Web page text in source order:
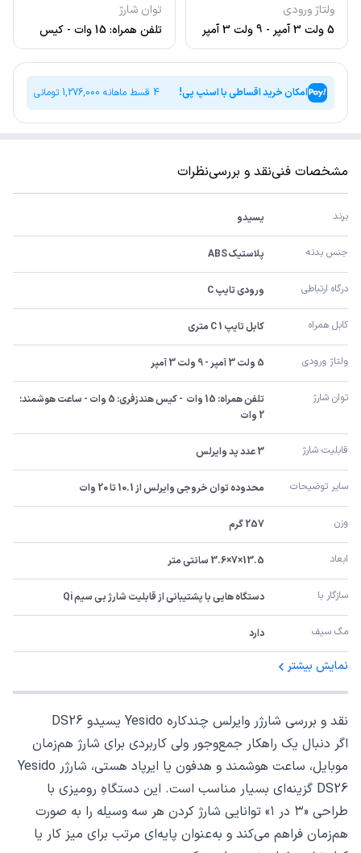
ولتاژ ورودی
5 ولت 3 آمپر - 9 ولت 3 آمپر
توان شارژ
تلفن همراه: 15 وات - کیس
هندزفری: 5 وات - ساعت
هوشمند: 2 وات
امکان خرید اقساطی با اسنپ پی! 4 قسط ماهانه 1,276,000 تومانی
مشخصات فنینقد و بررسینظرات
برند یسیدو
جنس بدنه پلاستیک ABS
درگاه ارتباطی ورودی تایپ C
کابل همراه کابل تایپ C 1 متری
ولتاژ ورودی 5 ولت 3 آمپر - 9 ولت 3 آمپر
توان شارژ
2 وات
قابلیت شارژ 3 عدد پد وایرلس
سایر توضیحات محدوده توان خروجی وایرلس از 10.1 تا 20 وات
وزن 257 گرم
ابعاد 13.5×7×3.6 سانتی متر
سازگار با دستگاه هایی با پشتیبانی از قابلیت شارژ بی سیم Qi
مگ سیف دارد
نمایش بیشتر
نقد و بررسی شارژر وایرلس چندکاره Yesido یسیدو DS26
اگر دنبال یک راهکار جمع‌وجور ولی کاربردی برای شارژ هم‌زمان
موبایل، ساعت هوشمند و هدفون یا ایرپاد هستی، شارژر Yesido
DS26 گزینه‌ای بسیار مناسب است. این دستگاهِ رومیزی با
طراحی «۳ در ۱» توانایی شارژ کردن هر سه وسیله را به صورت
هم‌زمان فراهم می‌کند و به‌عنوان پایه‌ای مرتب برای میز کار یا